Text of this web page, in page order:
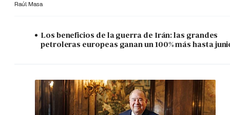
Raúl Masa
Los beneficios de la guerra de Irán: las grandes
petroleras europeas ganan un 100% más hasta